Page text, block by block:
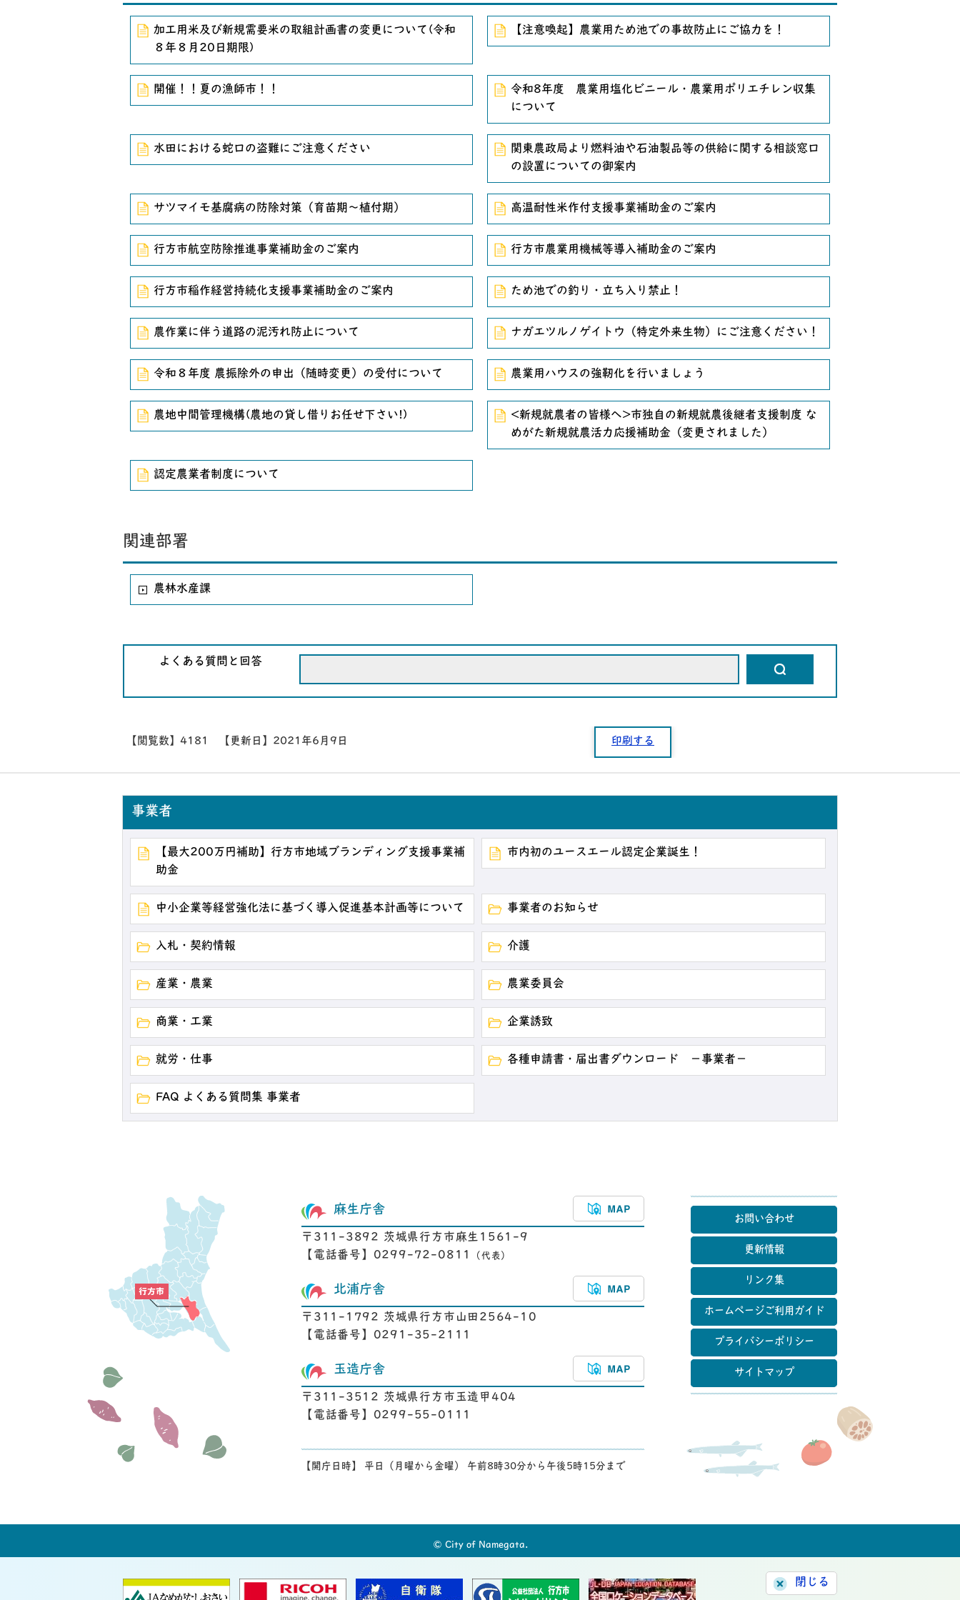
加工用米及び新規需要米の取組計画書の変更について(令和
８年８月20日期限)
【注意喚起】農業用ため池での事故防止にご協力を！
開催！！夏の漁師市！！
令和8年度 農業用塩化ビニール・農業用ポリエチレン収集
について
水田における蛇口の盗難にご注意ください
関東農政局より燃料油や石油製品等の供給に関する相談窓口
の設置についての御案内
サツマイモ基腐病の防除対策（育苗期〜植付期） 高温耐性米作付支援事業補助金のご案内
行方市航空防除推進事業補助金のご案内 行方市農業用機械等導入補助金のご案内
行方市稲作経営持続化支援事業補助金のご案内 ため池での釣り・立ち入り禁止！
農作業に伴う道路の泥汚れ防止について ナガエツルノゲイトウ（特定外来生物）にご注意ください！
令和８年度 農振除外の申出（随時変更）の受付について 農業用ハウスの強靭化を行いましょう
農地中間管理機構(農地の貸し借りお任せ下さい!)
<新規就農者の皆様へ>市独自の新規就農後継者支援制度 な
めがた新規就農活力応援補助金（変更されました）
認定農業者制度について
関連部署
農林水産課
よくある質問と回答
【閲覧数】 4181 【更新日】 2021年6月9日 印刷する
事業者
【最大200万円補助】行方市地域ブランディング支援事業補
助金
市内初のユースエール認定企業誕生！
中小企業等経営強化法に基づく導入促進基本計画等について 事業者のお知らせ
入札・契約情報 介護
産業・農業 農業委員会
商業・工業 企業誘致
就労・仕事 各種申請書・届出書ダウンロード －事業者－
FAQ よくある質問集 事業者
麻生庁舎
〒311-3892 茨城県行方市麻生1561-9
【電話番号】0299-72-0811
（代表）
マップ
北浦庁舎
〒311-1792 茨城県行方市山田2564-10
【電話番号】0291-35-2111
玉造庁舎
〒311-3512 茨城県行方市玉造甲404
【電話番号】0299-55-0111
【開庁日時】 平日（月曜から金曜） 午前8時30分から午後5時15分まで
お問い合わせ
更新情報
リンク集
ホームページご利用ガイド
プライバシーポリシー
サイトマップ
© City of Namegata.
閉じる